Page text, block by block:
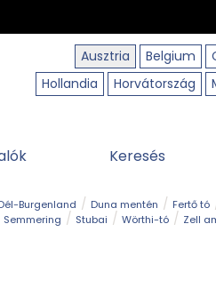
Ausztria
Belgium
Hollandia
Horvátország
Keresés
Burgenland Duna mentén Fertő tó
Semmering Stubai Wörthi-tó Zell